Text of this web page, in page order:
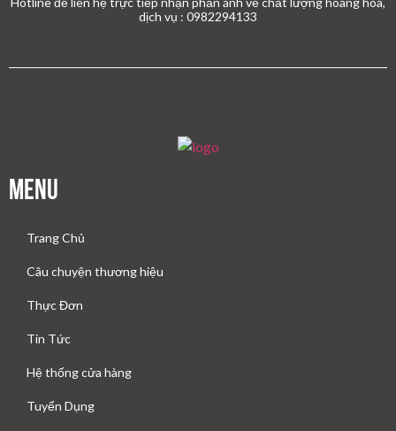
dịch vụ : 0982294133
Menu
Trang Chủ
Câu chuyện thương hiệu
Thực Đơn
Tin Tức
Hệ thống cửa hàng
Tuyển Dụng